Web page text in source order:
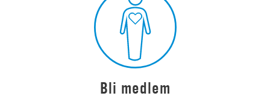
Bli medlem